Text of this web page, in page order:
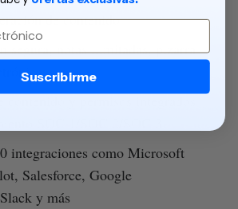
de contenido
segura, notas ilimitadas, pizarra
contenido y permisos integrados
integraciones como Microsoft
Salesforce, Google
y más
Suscribirme